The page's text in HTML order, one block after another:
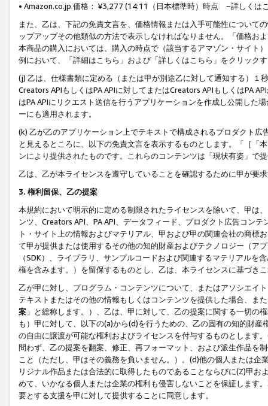
• Amazon.co.jp 価格： ¥3,277 (14:11（日本標準時）時点 −詳しくは
また、乙は、下記の免責文言を、価格情報または入手可能性について
ップアップその他類似の方法で表示しなければなりません。「価格
本商品の購入においては、購入の時点で（該当するアマゾン・サイト
例において、「詳細はこちら」および「詳しくはこちら」をクリック
(j) 乙は、仕様書類に定める（または甲が別途乙に対して通知する）
Creators APIもしくはPA APIに対してまたはCreators APIもしくはPA
はPA APIにリクエスト送信を行うアプリケーションを作成し公開した
ーにも適用されます。
(k) 乙が乙のアプリケーション上でテキストで構成されるプロダクト
と見えるところに、以下の免責文言を表示するものとします。「［「
ンにより提供されたものです。これらのコンテンツは「現状有姿」で
乙は、乙が本ライセンスを遵守していることを確認するために甲が要
3. 権利留保、乙の提案
本規約において明示的に定める制限されたライセンスを除いて、甲は
ンツ、Creators API、PA API、データフィード、プロダクト広告コン
ト・サイト上の情報およびマテリアル、甲および甲の関連会社の商
て甲が提供または使用するその他の知的財産およびテクノロジー（ア
（SDK）、ライブラリ、サンプルコードおよび関連するマテリアル
権を含みます。）を留保するものとし、乙は、本ライセンスに基づき
乙が甲に対し、プログラム・コンテンツについて、またはアソシエイ
テキストまたはその他の情報もしくはコンテンツを提供した場合、ま
案 」と総称します。）、乙は、甲に対して、乙の提案に関する一切
も）甲に対して、以下の(a)から(d)を行うための、乙の固有の知的財
の自由に譲渡が可能な権利およびライセンスを付与するものとします
問わず、乙の提案を翻案、修正、再フォーマット、および派生作品を
こと（ただし、甲はその義務を負いません。）。(d)他の個人または
リジナル作品または合法的に取得したものであることならびに(Z)甲
めて、いかなる個人または企業の権利も侵害しないことを保証します
要とする支援を甲に対して提供することに同意します。